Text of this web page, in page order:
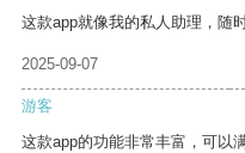
这款app就像我的私人助理，随
2025-09-07
游客
这款app的功能非常丰富，可以